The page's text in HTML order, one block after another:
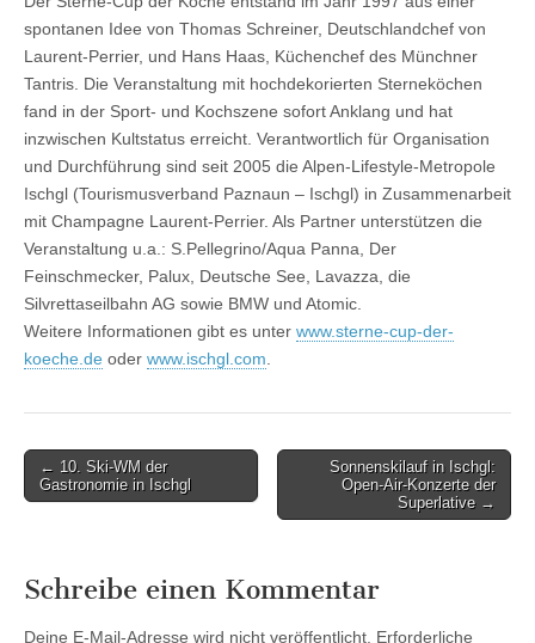
spontanen Idee von Thomas Schreiner, Deutschlandchef von
Laurent-Perrier, und Hans Haas, Küchenchef des Münchner
Tantris. Die Veranstaltung mit hochdekorierten Sterneköchen
fand in der Sport- und Kochszene sofort Anklang und hat
inzwischen Kultstatus erreicht. Verantwortlich für Organisation
und Durchführung sind seit 2005 die Alpen-Lifestyle-Metropole
Ischgl (Tourismusverband Paznaun – Ischgl) in Zusammenarbeit
mit Champagne Laurent-Perrier. Als Partner unterstützen die
Veranstaltung u.a.: S.Pellegrino/Aqua Panna, Der
Feinschmecker, Palux, Deutsche See, Lavazza, die
Silvrettaseilbahn AG sowie BMW und Atomic.
Weitere Informationen gibt es unter www.sterne-cup-der-
koeche.de oder www.ischgl.com
Post
navigation
← 10. Ski-WM der
Gastronomie in Ischgl
Sonnenskilauf in Ischgl:
Open-Air-Konzerte der
Superlative →
Schreibe einen Kommentar
Deine E-Mail-Adresse wird nicht veröffentlicht. Erforderliche